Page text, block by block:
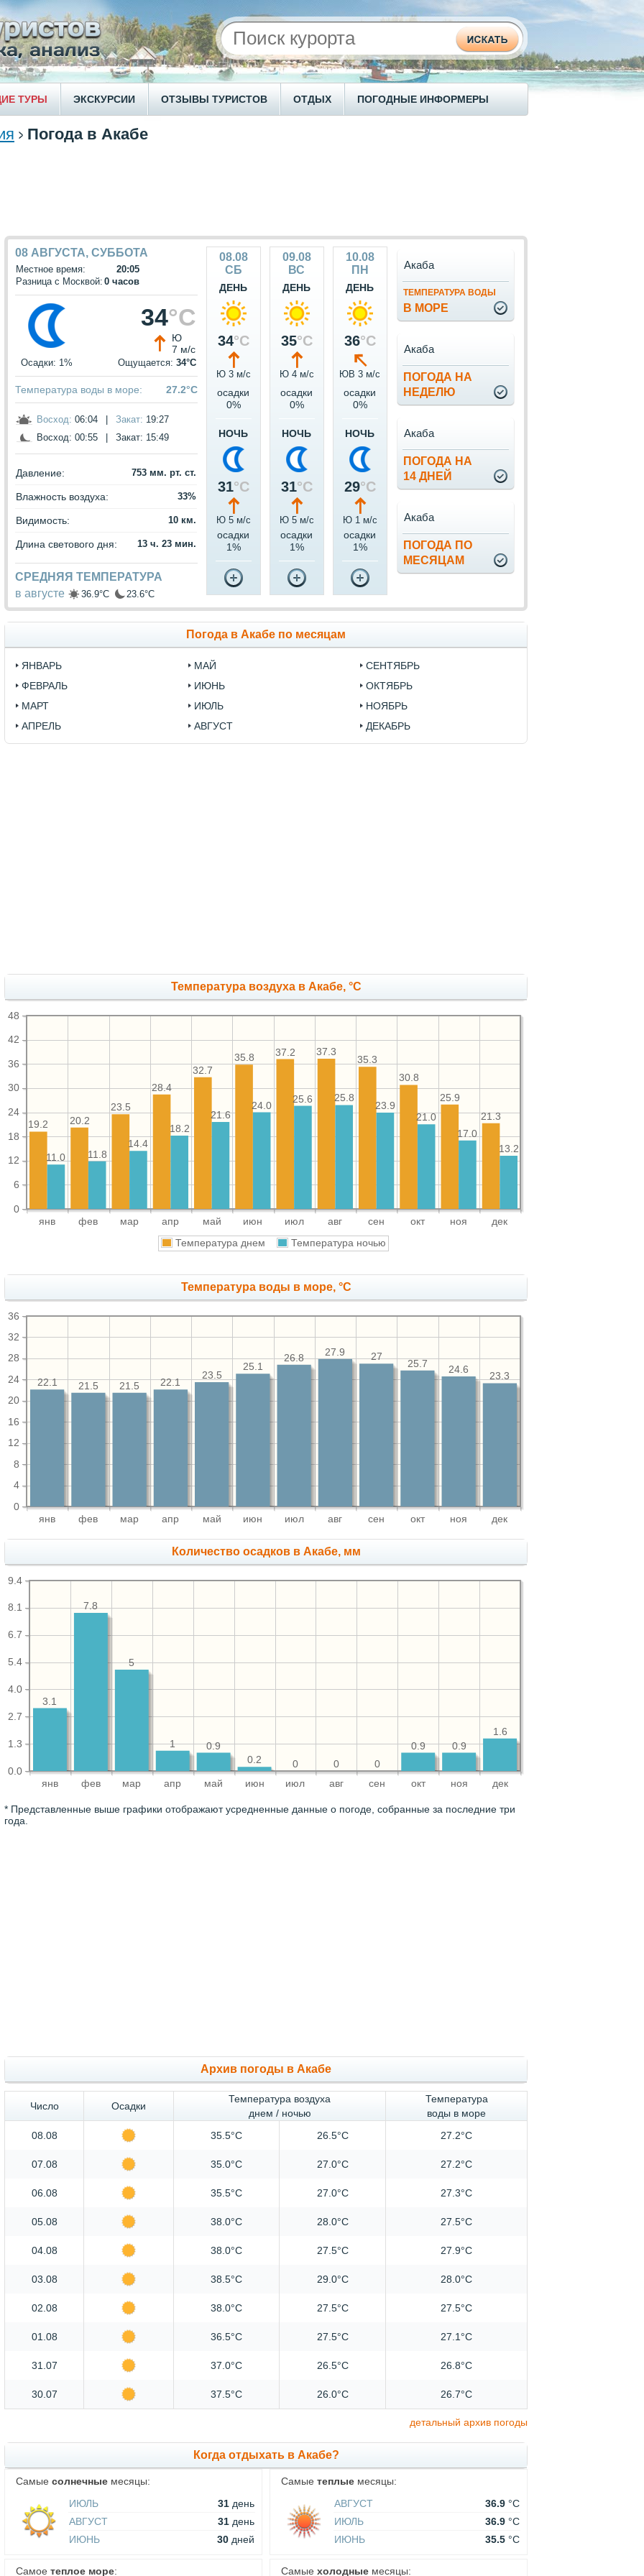
ТУРЫ ЭКСКУРСИИ ОТЗЫВЫ ТУРИСТОВ ОТДЫХ ПОГОДНЫЕ ИНФОРМЕРЫ
Погода в Акабе
08 АВГУСТА, СУББОТА
Местное время:
20:05
Разница с Москвой: 0 часов
34°C
Ю
7 м/с
Осадки: 1% Ощущается: 34°C
Температура воды в море: 27.2°C
Восход: 06:04 Закат: 19:27
Восход: 00:55 Закат: 15:49
Давление: 753 мм. рт. ст.
Влажность воздуха: 33%
Видимость: 10 км.
Длина светового дня: 13 ч. 23 мин.
СРЕДНЯЯ ТЕМПЕРАТУРА
в августе
36.9°C 23.6°C
08.08
СБ
ДЕНЬ
34°C
Ю 3 м/c
осадки
0%
НОЧЬ
31°C
Ю 5 м/c
осадки
1%
09.08
ВС
ДЕНЬ
35°C
Ю 4 м/c
осадки
0%
НОЧЬ
31°C
Ю 5 м/c
осадки
1%
10.08
ПН
ДЕНЬ
36°C
ЮВ 3 м/c
осадки
0%
НОЧЬ
29°C
Ю 1 м/c
осадки
1%
ТЕМПЕРАТУРА ВОДЫ
В МОРЕ
Акаба
ПОГОДА НА
НЕДЕЛЮ
Акаба
ПОГОДА НА
14 ДНЕЙ
Акаба
ПОГОДА ПО
МЕСЯЦАМ
Акаба
Погода в Акабе по месяцам
ЯНВАРЬ
ФЕВРАЛЬ
МАРТ
АПРЕЛЬ
МАЙ
ИЮНЬ
ИЮЛЬ
АВГУСТ
СЕНТЯБРЬ
ОКТЯБРЬ
НОЯБРЬ
ДЕКАБРЬ
Температура воздуха в Акабе, °C
янв фев мар апр май июн июл авг сен окт ноя дек
0
6
12
18
24
30
36
42
48
21.3
25.9
30.8
35.3
37.3
37.2
35.8
32.7
28.4
23.5
20.2
19.2
13.2
17.0
21.0
23.9
25.8
25.6
24.0
21.6
18.2
14.4
11.8
11.0
Температура днем Температура ночью
Температура воды в море, °C
янв фев мар апр май июн июл авг сен окт ноя дек
0
4
8
12
16
20
24
28
32
36
23.3
24.6
25.7
27
27.9
26.8
25.1
23.5
22.1
21.5
21.5
22.1
Количество осадков в Акабе, мм
янв фев мар апр май июн июл авг сен окт ноя дек
0.0
1.3
2.7
4.0
5.4
6.7
8.1
9.4
1.6
0.9
0.9
0
0
0
0.2
0.9
1
5
7.8
3.1
* Представленные выше графики отображают усредненные данные о погоде, собранные за последние три
года.
Архив погоды в Акабе
Число Осадки
Температура воздуха
днем / ночью
Температура
воды в море
08.08
35.5°C 26.5°C 27.2°C
07.08 35.0°C 27.0°C 27.2°C
06.08 35.5°C 27.0°C 27.3°C
05.08 38.0°C 28.0°C 27.5°C
04.08 38.0°C 27.5°C 27.9°C
03.08 38.5°C 29.0°C 28.0°C
02.08 38.0°C 27.5°C 27.5°C
01.08 36.5°C 27.5°C 27.1°C
31.07 37.0°C 26.5°C 26.8°C
30.07 37.5°C 26.0°C 26.7°C
детальный архив погоды
Когда отдыхать в Акабе?
Самые солнечные месяцы:
ИЮЛЬ
31 день
АВГУСТ
31 день
ИЮНЬ
30 дней
Самые теплые месяцы:
АВГУСТ
36.9 °C
ИЮЛЬ
36.9 °C
ИЮНЬ
35.5 °C
Самое теплое море: Самые холодные месяцы: